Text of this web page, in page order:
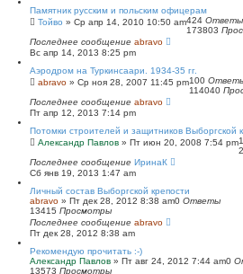
Памятник русским и польским офицерам
Тойво » Ср апр 14, 2010 10:50 am424 Ответы
173803
Последнее сообщение abravo
Вс апр 14, 2013 8:25 pm
Аэродром на Туркинсаари. 1934-35 гг.
abravo » Ср ноя 28, 2007 11:45 pm100
114040
Последнее сообщение abravo
Пт апр 12, 2013 7:14 pm
Потомки строителей и защитников Выборгской
Александр Павлов » Пт июн 20, 2008 7:54 pm
Последнее сообщение ИринаК
Сб янв 19, 2013 1:47 am
Личный состав Выборгской крепости
abravo » Пт дек 28, 2012 8:38 am0 Ответы
13415 Просмотры
Последнее сообщение abravo
Пт дек 28, 2012 8:38 am
Рекомендую прочитать :-)
Александр Павлов » Пт авг 24, 2012 7:44 am0
13573 Просмотры